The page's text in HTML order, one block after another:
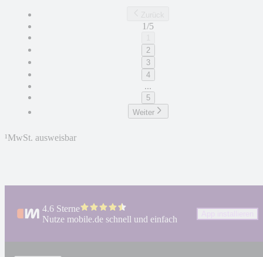
1/5
2
3
4
...
5
Weiter
¹MwSt. ausweisbar
4.6 Sterne
Nutze mobile.de schnell und einfach